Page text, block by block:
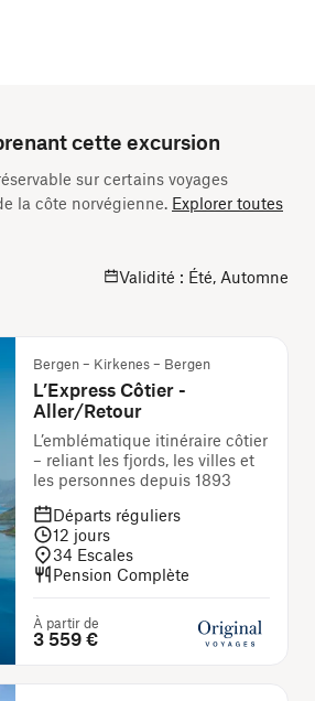
cette excursion
sur certains voyages
la côte norvégienne. Explorer toutes
Validité : Été, Automne
Bergen – Kirkenes – Bergen
L’Express Côtier -
Aller/Retour
L’emblématique itinéraire côtier
– reliant les fjords, les villes et
les personnes depuis 1893
Départs réguliers
12 jours
34 Escales
Pension Complète
À partir de
3 559 €